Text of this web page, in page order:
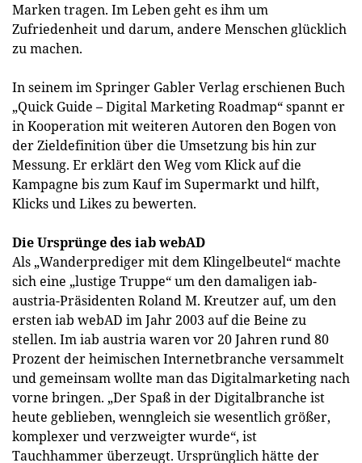
Marken tragen. Im Leben geht es ihm um
Zufriedenheit und darum, andere Menschen glücklich
zu machen.
In seinem im Springer Gabler Verlag erschienen Buch
„Quick Guide – Digital Marketing Roadmap“ spannt er
in Kooperation mit weiteren Autoren den Bogen von
der Zieldefinition über die Umsetzung bis hin zur
Messung. Er erklärt den Weg vom Klick auf die
Kampagne bis zum Kauf im Supermarkt und hilft,
Klicks und Likes zu bewerten.
Die Ursprünge des iab webAD
Als „Wanderprediger mit dem Klingelbeutel“ machte
sich eine „lustige Truppe“ um den damaligen iab-
austria-Präsidenten Roland M. Kreutzer auf, um den
ersten iab webAD im Jahr 2003 auf die Beine zu
stellen. Im iab austria waren vor 20 Jahren rund 80
Prozent der heimischen Internetbranche versammelt
und gemeinsam wollte man das Digitalmarketing nach
vorne bringen. „Der Spaß in der Digitalbranche ist
heute geblieben, wenngleich sie wesentlich größer,
komplexer und verzweigter wurde“, ist
Tauchhammer überzeugt. Ursprünglich hätte der